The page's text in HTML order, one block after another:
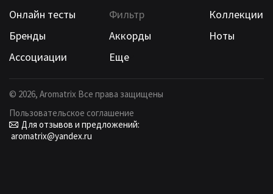
Онлайн тесты Фильтр
Коллекции
Бренды
Аккорды
Ноты
Ассоциации
Еще
© 2026, Aromatrix Все права защищены
Пользовательское соглашение
Для отзывов и предложений:
aromatrix@yandex.ru